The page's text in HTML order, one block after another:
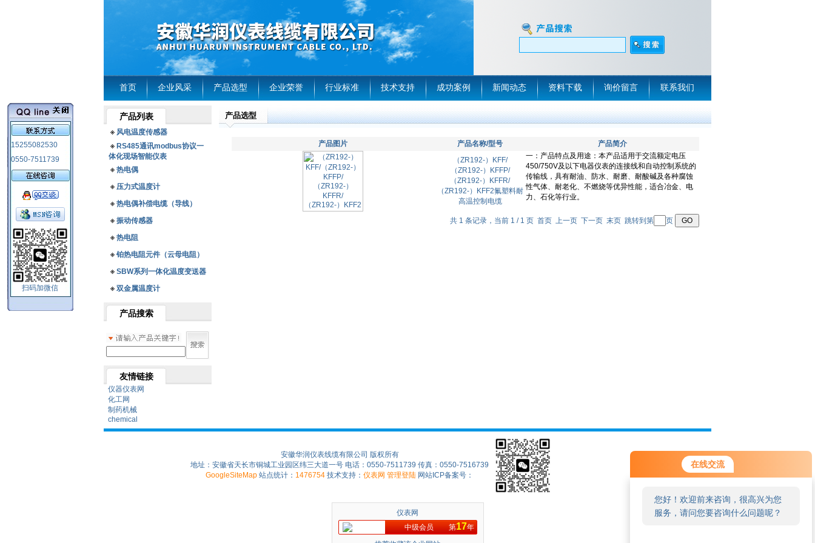
在线交流
您好！欢迎前来咨询，很高兴为您
服务，请问您要咨询什么问题呢？
首页 企业风采 产品选型 企业荣誉 行业标准 技术支持 成功案例 新闻动态 资料下载 询价留言 联系我们
15255082530
0550-7511739
扫码加微信
产品列表
风电温度传感器
RS485通讯modbus协议一
体化现场智能仪表
热电偶
压力式温度计
热电偶补偿电缆（导线）
振动传感器
热电阻
铂热电阻元件（云母电阻）
SBW系列一体化温度变送器
双金属温度计
产品搜索
友情链接
仪器仪表网
化工网
制药机械
chemical
产品选型
产品图片 产品名称/型号
产品简介
（ZR192-）KFF/
（ZR192-）KFFP/
（ZR192-）KFFR/
（ZR192-）KFF2氟塑料耐
高温控制电缆
共 1 条记录，当前 1 / 1 页 首页 上一页 下一页 末页 跳转到第 页
安徽华润仪表线缆有限公司 版权所有
地址：安徽省天长市铜城工业园区纬三大道一号 电话：0550-7511739 传真：0550-7516739
GoogleSiteMap 站点统计： 1476754 技术支持： 仪表网 管理登陆 网站ICP备案号：
仪表网
中级会员
第17年